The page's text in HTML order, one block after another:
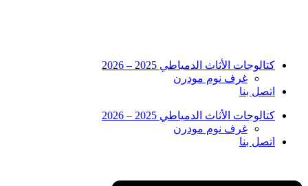
كتالوجات الأثاث الدمياطي 2025 – 2026
غرف نوم مودرن
اتصل بنا
كتالوجات الأثاث الدمياطي 2025 – 2026
غرف نوم مودرن
اتصل بنا